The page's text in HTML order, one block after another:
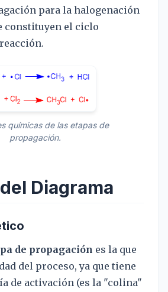
para la halogenación
constituyen el ciclo
químicas de las etapas de
propagación.
Diagrama
de propagación es la que
del proceso, ya que tiene
de activación (es la "colina"